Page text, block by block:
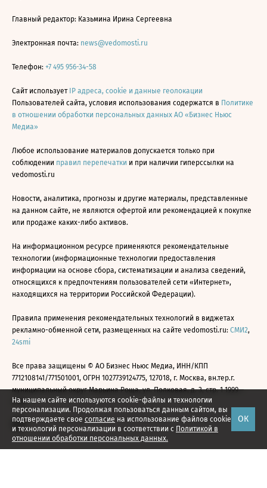
На нашем сайте используются cookie-файлы и технологии
персонализации. Продолжая пользоваться данным сайтом, вы
подтверждаете свое согласие на использование файлов cookie
и технологий персонализации в соответствии с Политикой в
отношении обработки персональных данных.
ОК
Главный редактор: Казьмина Ирина Сергеевна
Электронная почта: news@vedomosti.ru
Телефон: +7 495 956-34-58
Сайт использует IP адреса, cookie и данные геолокации
Пользователей сайта, условия использования содержатся в Политике
в отношении обработки персональных данных АО «Бизнес Ньюс
Медиа»
Любое использование материалов допускается только при
соблюдении правил перепечатки и при наличии гиперссылки на
vedomosti.ru
Новости, аналитика, прогнозы и другие материалы, представленные
на данном сайте, не являются офертой или рекомендацией к покупке
или продаже каких-либо активов.
На информационном ресурсе применяются рекомендательные
технологии (информационные технологии предоставления
информации на основе сбора, систематизации и анализа сведений,
относящихся к предпочтениям пользователей сети «Интернет»,
находящихся на территории Российской Федерации).
Правила применения рекомендательных технологий в виджетах
рекламно-обменной сети, размещенных на сайте vedomosti.ru: СМИ2,
24smi
Все права защищены © АО Бизнес Ньюс Медиа, ИНН/КПП
7712108141/771501001, ОГРН 1027739124775, 127018, г. Москва, вн.тер.г.
муниципальный округ Марьина Роща, ул. Полковая, д. 3, стр. 1 1999—
2026